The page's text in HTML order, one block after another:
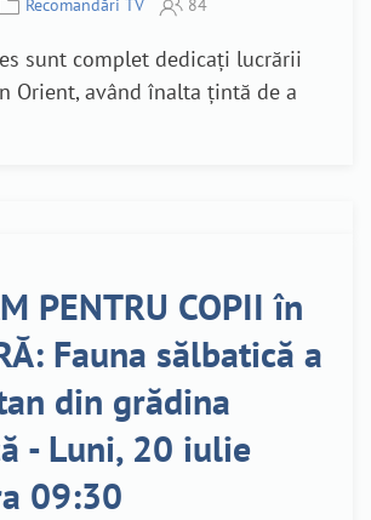
sunt complet dedicați lucrării
Orient, având înalta țintă de a
PENTRU COPII în
Fauna sălbatică a
din grădina
- Luni, 20 iulie
09:30